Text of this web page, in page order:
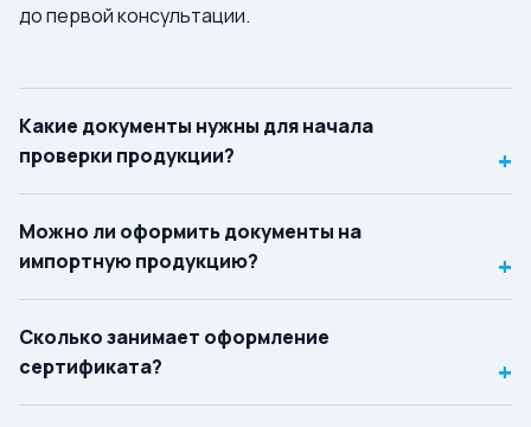
до первой консультации.
Какие документы нужны для начала
проверки продукции?
+
Можно ли оформить документы на
импортную продукцию?
+
Сколько занимает оформление
сертификата?
+